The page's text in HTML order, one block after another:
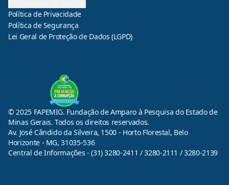
Política de Privacidade
Política de Segurança
Lei Geral de Proteção de Dados (LGPD)
© 2025 FAPEMIG. Fundação de Amparo à Pesquisa do Estado de
Minas Gerais. Todos os direitos reservados.
Av. José Cândido da Silveira, 1500 - Horto Florestal, Belo
Horizonte - MG, 31035-536
Central de Informações - (31) 3280-2411 / 3280-2111 / 3280-2139